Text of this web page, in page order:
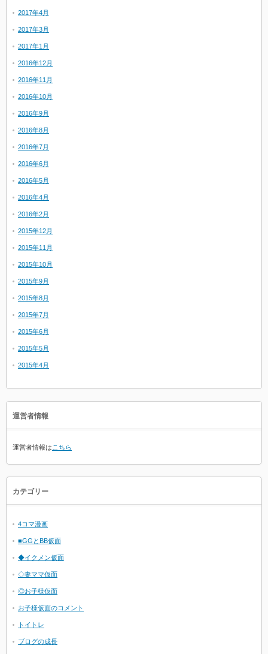
2017年4月
2017年3月
2017年1月
2016年12月
2016年11月
2016年10月
2016年9月
2016年8月
2016年7月
2016年6月
2016年5月
2016年4月
2016年2月
2015年12月
2015年11月
2015年10月
2015年9月
2015年8月
2015年7月
2015年6月
2015年5月
2015年4月
運営者情報
運営者情報は こちら
カテゴリー
4コマ漫画
■GGとBB仮面
◆イクメン仮面
◇妻ママ仮面
◎お子様仮面
お子様仮面のコメント
トイトレ
ブログの成長